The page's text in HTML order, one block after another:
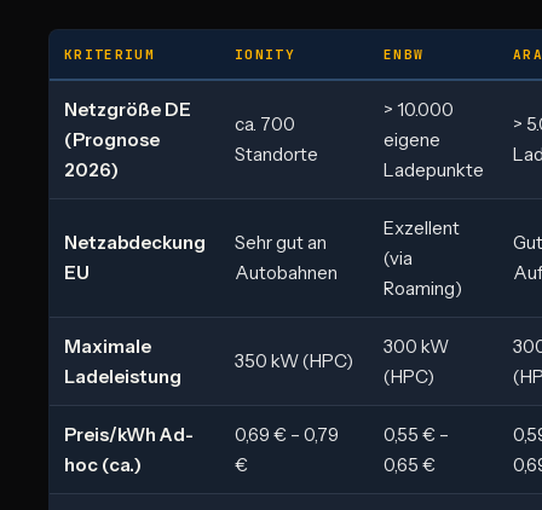
KRITERIUM IONITY ENBW
Netzgröße DE
(Prognose
2026)
ca. 700
Standorte
> 10.000
eigene
Ladepunkte
>
Netzabdeckung
EU
Sehr gut an
Autobahnen
Exzellent
(via
Roaming)
Maximale
Ladeleistung
350 kW (HPC)
300 kW
(HPC)
Preis/kWh Ad-
hoc (ca.)
0,69 € – 0,79
€
0,55 € –
0,65 €